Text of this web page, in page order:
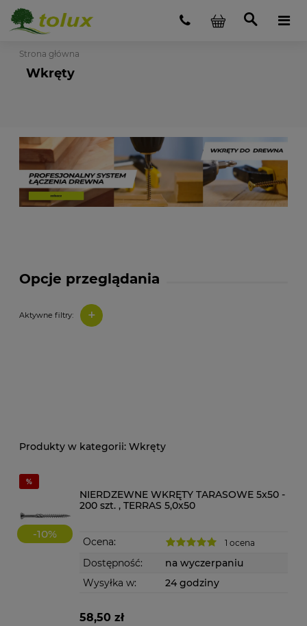
Strona główna
Wkręty
Opcje przeglądania
Aktywne filtry: +
Wkręty
-10%
NIERDZEWNE WKRĘTY TARASOWE 5x50 -
200 szt. , TERRAS 5,0x50
Ocena: 1 ocena
Dostępność:
na wyczerpaniu
Wysyłka w:
24 godziny
58,50 zł